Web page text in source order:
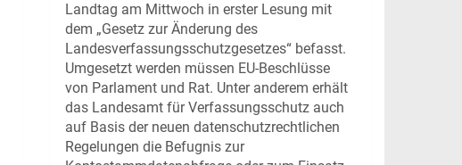
Landtag am Mittwoch in erster Lesung mit
dem „Gesetz zur Änderung des
Landesverfassungsschutzgesetzes“ befasst.
Umgesetzt werden müssen EU-Beschlüsse
von Parlament und Rat. Unter anderem erhält
das Landesamt für Verfassungsschutz auch
auf Basis der neuen datenschutzrechtlichen
Regelungen die Befugnis zur